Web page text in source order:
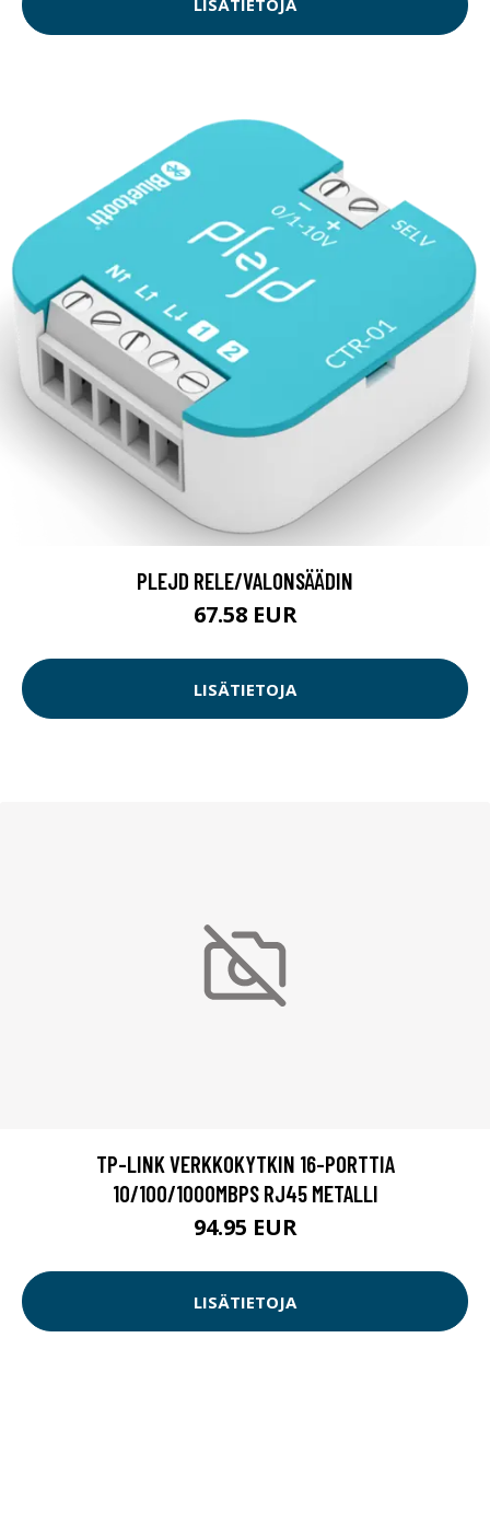
LISÄTIETOJA
PLEJD RELE/VALONSÄÄDIN
67.58 EUR
LISÄTIETOJA
TP-LINK VERKKOKYTKIN 16-PORTTIA
10/100/1000MBPS RJ45 METALLI
94.95 EUR
LISÄTIETOJA